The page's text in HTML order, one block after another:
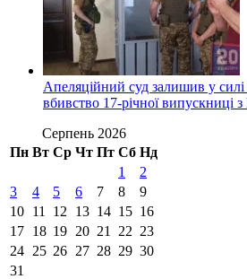
Апеляційний суд залишив у
вбивство 17-річної випускниці
Серпень 2026
Пн Вт Ср Чт Пт Сб Нд
1
2
3
4 5 6 7 8
9
10 11 12 13 14 15 16
17 18 19 20 21 22 23
24 25 26 27 28 29 30
31